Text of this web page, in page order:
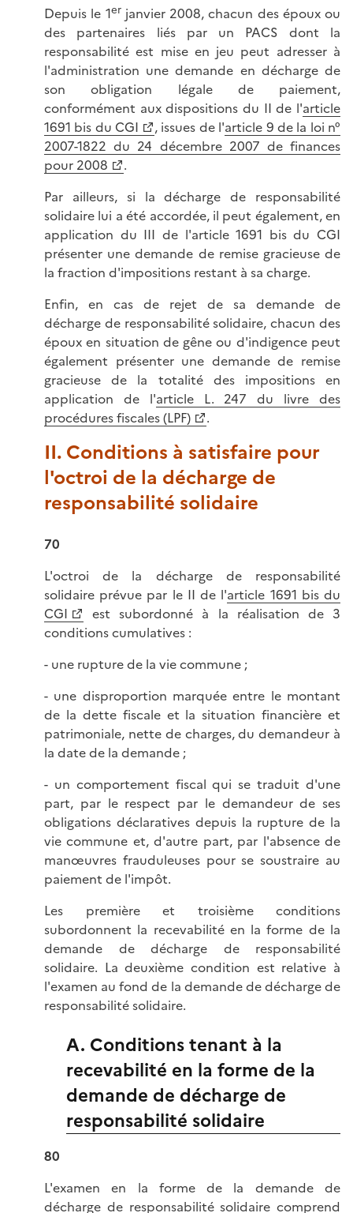
Depuis le 1erjanvier 2008, chacun des époux ou
des partenaires liés par un PACS dont la
responsabilité est mise en jeu peut adresser à
l'administration une demande en décharge de
son obligation légale de paiement,
conformément aux dispositions du II de l'article
1691 bis du CGI
, issues de l'article 9 de la loi n°
2007-1822 du 24 décembre 2007 de finances
pour 2008
.
Par ailleurs, si la décharge de responsabilité
solidaire lui a été accordée, il peut également, en
application du III de l'article 1691 bis du CGI
présenter une demande de remise gracieuse de
la fraction d'impositions restant à sa charge.
Enfin, en cas de rejet de sa demande de
décharge de responsabilité solidaire, chacun des
époux en situation de gêne ou d'indigence peut
également présenter une demande de remise
gracieuse de la totalité des impositions en
application de l'article L. 247 du livre des
procédures fiscales (LPF)
.
II. Conditions à satisfaire pour
l'octroi de la décharge de
responsabilité solidaire
70
L'octroi de la décharge de responsabilité
solidaire prévue par le II de l'article 1691 bis du
CGI
est subordonné à la réalisation de 3
conditions cumulatives :
- une rupture de la vie commune ;
- une disproportion marquée entre le montant
de la dette fiscale et la situation financière et
patrimoniale, nette de charges, du demandeur à
la date de la demande ;
- un comportement fiscal qui se traduit d'une
part, par le respect par le demandeur de ses
obligations déclaratives depuis la rupture de la
vie commune et, d'autre part, par l'absence de
manœuvres frauduleuses pour se soustraire au
paiement de l'impôt.
Les première et troisième conditions
subordonnent la recevabilité en la forme de la
demande de décharge de responsabilité
solidaire. La deuxième condition est relative à
l'examen au fond de la demande de décharge de
responsabilité solidaire.
A. Conditions tenant à la
recevabilité en la forme de la
demande de décharge de
responsabilité solidaire
80
L'examen en la forme de la demande de
décharge de responsabilité solidaire comprend